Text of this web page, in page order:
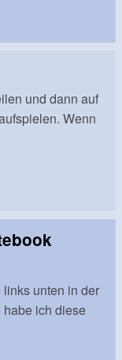
und dann auf
Wenn
unten in der
ich diese